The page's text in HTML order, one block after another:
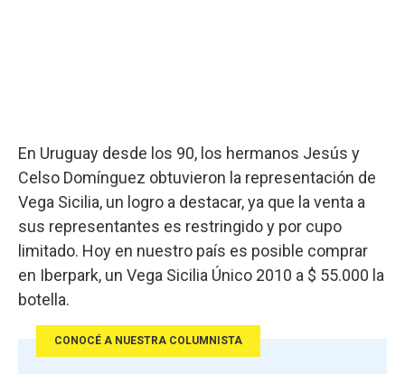
En Uruguay desde los 90, los hermanos Jesús y
Celso Domínguez obtuvieron la representación de
Vega Sicilia, un logro a destacar, ya que la venta a
sus representantes es restringido y por cupo
limitado. Hoy en nuestro país es posible comprar
en Iberpark, un Vega Sicilia Único 2010 a $ 55.000 la
botella.
CONOCÉ A NUESTRA COLUMNISTA